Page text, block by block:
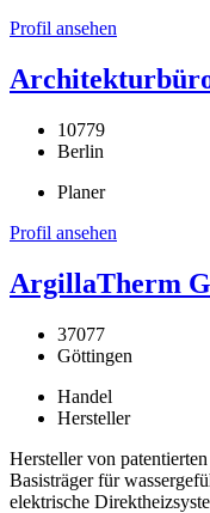
Profil ansehen
10779
Berlin
Planer
Profil ansehen
ArgillaTherm
37077
Göttingen
Handel
Hersteller
Hersteller von
Basisträger für
elektrische